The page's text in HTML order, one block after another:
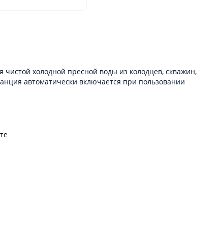
чистой холодной пресной воды из колодцев, скважин,
автоматически включается при пользовании